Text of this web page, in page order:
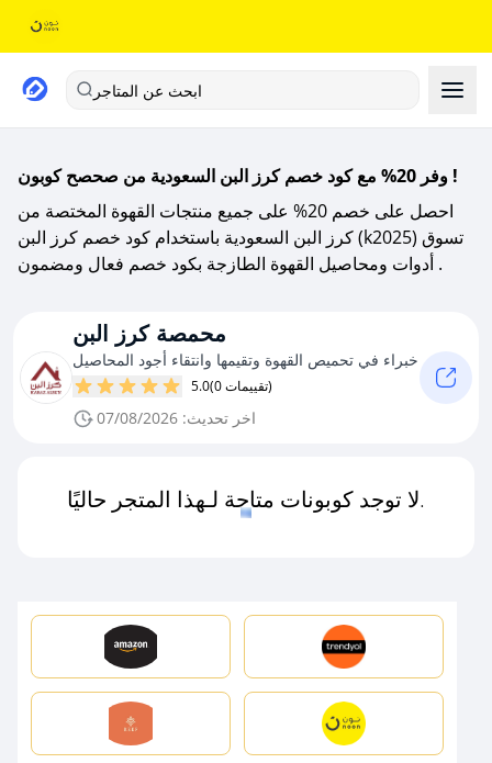
ابحث عن المتاجر
وفر 20% مع كود خصم كرز البن السعودية من صحصح كوبون !
احصل على خصم 20% على جميع منتجات القهوة المختصة من
كرز البن السعودية باستخدام كود خصم كرز البن (k2025) تسوق
أدوات ومحاصيل القهوة الطازجة بكود خصم فعال ومضمون .
محمصة كرز البن
خبراء في تحميص القهوة وتقيمها وانتقاء أجود المحاصيل
5.0 (0 تقييمات)
اخر تحديث: 07/08/2026
لا توجد كوبونات متاحة لـهذا المتجر حاليًا.